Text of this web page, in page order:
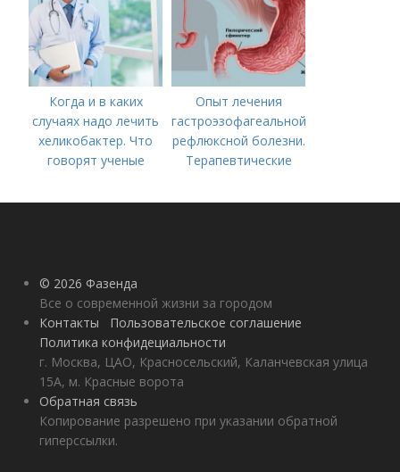
Когда и в каких
случаях надо лечить
хеликобактер. Что
говорят ученые
Опыт лечения
гастроэзофагеальной
рефлюксной болезни.
Терапевтические
гастроэзофагеальной
© 2026 Фазенда
Все о современной жизни за городом
Контакты
Пользовательское соглашение
Политика конфидециальности
г. Москва, ЦАО, Красносельский, Каланчевская улица
15А, м. Красные ворота
Обратная связь
Копирование разрешено при указании обратной
гиперссылки.